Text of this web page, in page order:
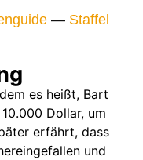
— Staffel
es heißt, Bart
Dollar, um
erfährt, dass
und